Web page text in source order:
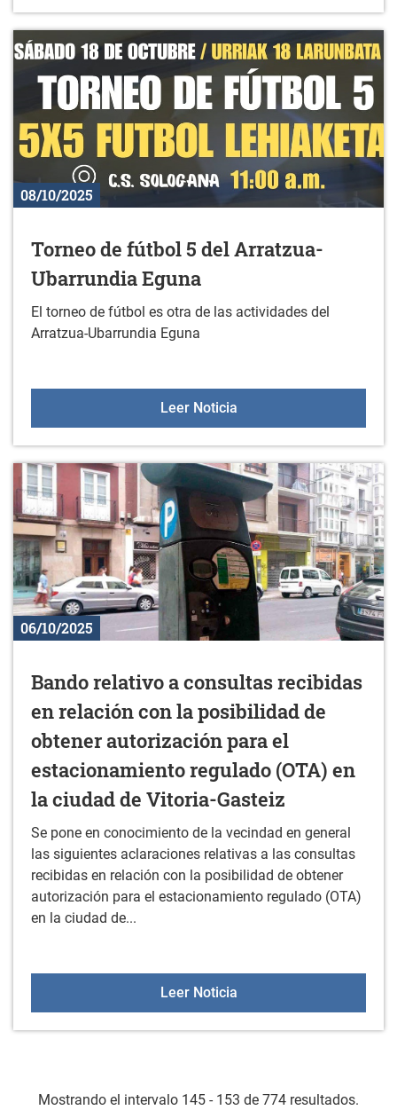
08/10/2025
Torneo de fútbol 5 del Arratzua-
Ubarrundia Eguna
El torneo de fútbol es otra de las actividades del
Arratzua-Ubarrundia Eguna
Leer NoticiaTorneo de fútbol 5 del
06/10/2025
Bando relativo a consultas recibidas
en relación con la posibilidad de
obtener autorización para el
estacionamiento regulado (OTA) en
la ciudad de Vitoria-Gasteiz
Se pone en conocimiento de la vecindad en general
las siguientes aclaraciones relativas a las consultas
recibidas en relación con la posibilidad de obtener
autorización para el estacionamiento regulado (OTA)
en la ciudad de...
Leer NoticiaBando relativo a
Mostrando el intervalo 145 - 153 de 774 resultados.